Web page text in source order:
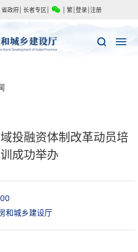
省政府 长者专区 繁 登录 注册
投融资体制改革动员培
训成功举办
和城乡建设厅